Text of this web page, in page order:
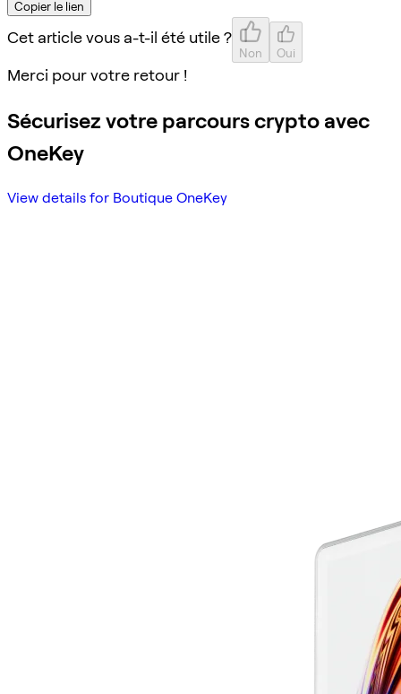
Copier le lien
Cet article vous a-t-il été utile ?
Non Oui
Merci pour votre retour !
Sécurisez votre parcours crypto avec
OneKey
View details for Boutique OneKey